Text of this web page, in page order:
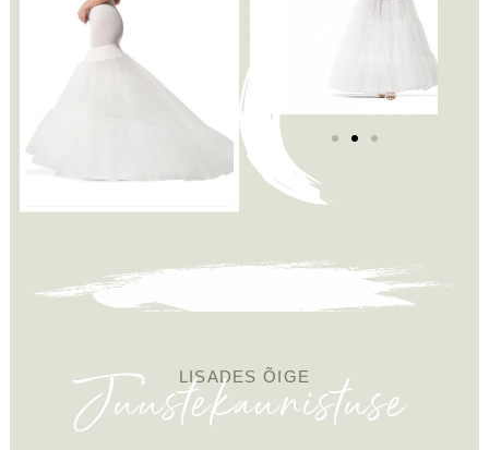
LISADES ÕIGE
Juustekaunistuse